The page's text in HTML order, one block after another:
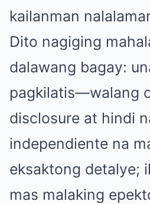
kailanman
Dito nagiging
dalawang bagay:
pagkilatis—walang
disclosure at hindi
independiente na
eksaktong detalye;
mas malaking